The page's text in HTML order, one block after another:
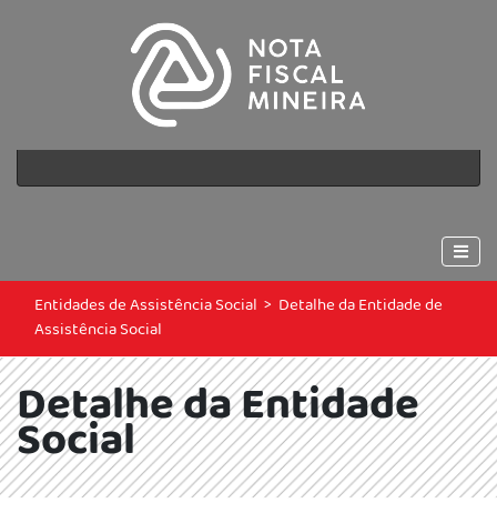
Entidades de Assistência Social > Detalhe da Entidade de
Assistência Social
Detalhe da Entidade
Social